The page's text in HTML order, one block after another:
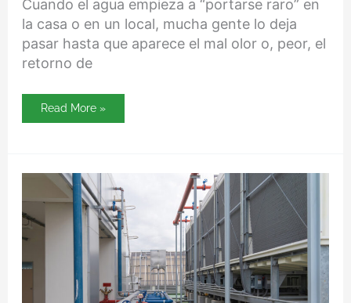
Cuando el agua empieza a “portarse raro” en
la casa o en un local, mucha gente lo deja
pasar hasta que aparece el mal olor o, peor, el
retorno de
Read More »
Errores
que
acortan
la
útil
bombas
edificios